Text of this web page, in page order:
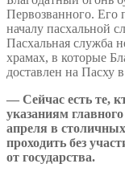
Первозванного. Его
началу пасхальной
Пасхальная служба
храмах, в которые
доставлен на Пасху
— Сейчас есть те,
указаниям
апреля в
проходить без
от государства.